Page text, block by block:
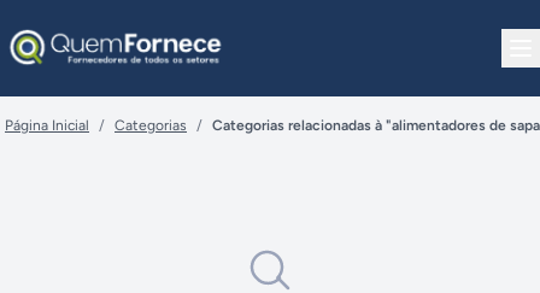
Página Inicial / Categorias / Categorias relacionadas à "alimentadores de